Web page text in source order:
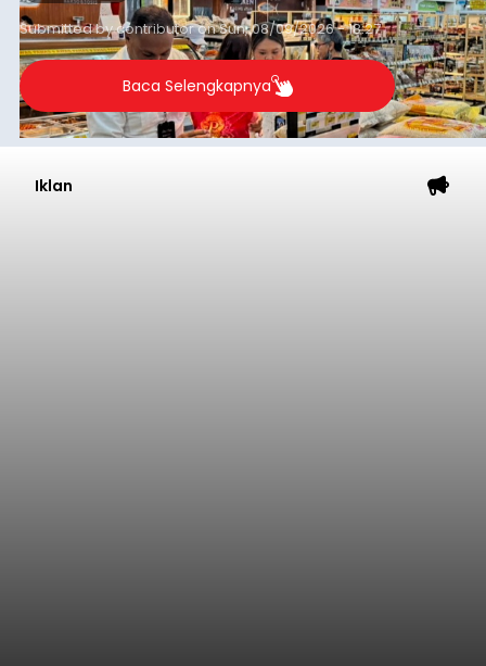
Submitted bycontributoronSun, 08/09/2026 - 18:27
Baca Selengkapnya
Iklan